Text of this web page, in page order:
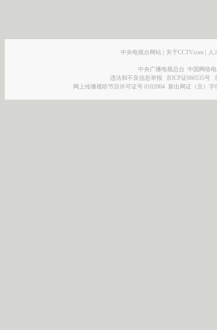
中央电视台网站 | 关于CCTV.com | 人
中央广播电视总台 中国网络
违法和不良信息举报
京ICP证060535号
网上传播视听节目许可证号 0102004 新出网证（京）